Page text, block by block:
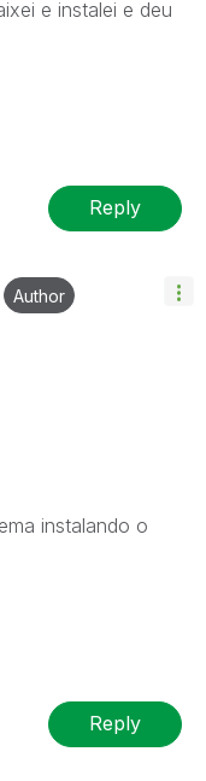
e instalei e deu
Reply
Author
instalando o
Reply